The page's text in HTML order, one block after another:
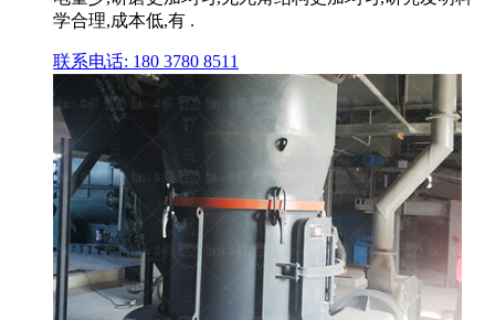
学合理,成本低,有 .
联系电话: 180 3780 8511